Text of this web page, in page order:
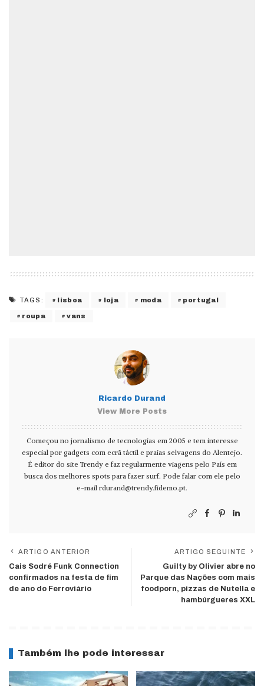
TAGS: lisboa loja moda portugal
roupa vans
Ricardo Durand
View More Posts
Começou no jornalismo de tecnologias em 2005 e tem interesse
especial por gadgets com ecrã táctil e praias selvagens do Alentejo.
É editor do site Trendy e faz regularmente viagens pelo País em
busca dos melhores spots para fazer surf. Pode falar com ele pelo
e-mail rdurand@trendy.fidemo.pt.
ARTIGO ANTERIOR
Cais Sodré Funk Connection
confirmados na festa de fim
de ano do Ferroviário
ARTIGO SEGUINTE
Guilty by Olivier abre no
Parque das Nações com mais
foodporn, pizzas de Nutella e
hambúrgueres XXL
Também lhe pode interessar